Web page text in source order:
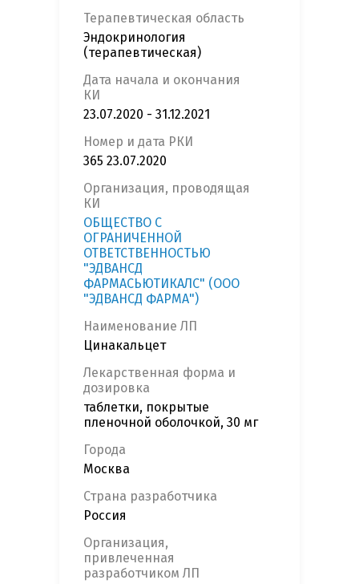
Терапевтическая область
Эндокринология
(терапевтическая)
Дата начала и окончания
КИ
23.07.2020 - 31.12.2021
Номер и дата РКИ
365 23.07.2020
Организация, проводящая
КИ
ОБЩЕСТВО С
ОГРАНИЧЕННОЙ
ОТВЕТСТВЕННОСТЬЮ
"ЭДВАНСД
ФАРМАСЬЮТИКАЛС" (ООО
"ЭДВАНСД ФАРМА")
Наименование ЛП
Цинакальцет
Лекарственная форма и
дозировка
таблетки, покрытые
пленочной оболочкой, 30 мг
Города
Москва
Страна разработчика
Россия
Организация,
привлеченная
разработчиком ЛП